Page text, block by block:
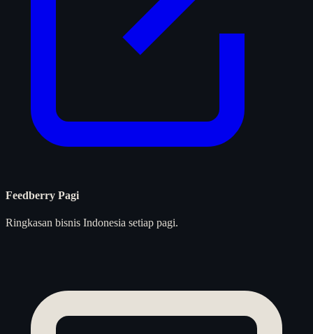
Feedberry Pagi
Ringkasan bisnis Indonesia setiap pagi.